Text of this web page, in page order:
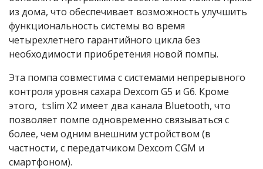
из дома, что обеспечивает возможность улучшить
функциональность системы во время
четырехлетнего гарантийного цикла без
необходимости приобретения новой помпы.
Эта помпа совместима с системами непрерывного
контроля уровня сахара Dexcom G5 и G6. Кроме
этого, t:slim X2 имеет два канала Bluetooth, что
позволяет помпе одновременно связываться с
более, чем одним внешним устройством (в
частности, с передатчиком Dexcom CGM и
смартфоном).